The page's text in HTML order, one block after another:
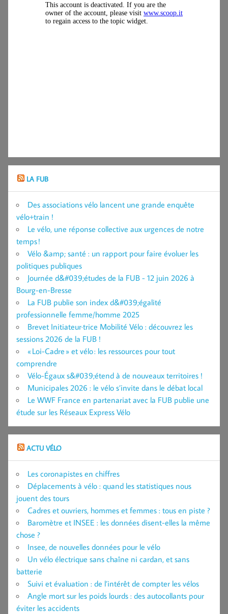
LA FUB
Des associations vélo lancent une grande enquête
vélo+train !
Le vélo, une réponse collective aux urgences de notre
temps !
Vélo &amp; santé : un rapport pour faire évoluer les
politiques publiques
Journée d&#039;études de la FUB - 12 juin 2026 à
Bourg-en-Bresse
La FUB publie son index d&#039;égalité
professionnelle femme/homme 2025
Brevet Initiateur·trice Mobilité Vélo : découvrez les
sessions 2026 de la FUB !
« Loi-Cadre » et vélo : les ressources pour tout
comprendre
Vélo-Égaux s&#039;étend à de nouveaux territoires !
Municipales 2026 : le vélo s’invite dans le débat local
Le WWF France en partenariat avec la FUB publie une
étude sur les Réseaux Express Vélo
ACTU VÉLO
Les coronapistes en chiffres
Déplacements à vélo : quand les statistiques nous
jouent des tours
Cadres et ouvriers, hommes et femmes : tous en piste ?
Baromètre et INSEE : les données disent-elles la même
chose ?
Insee, de nouvelles données pour le vélo
Un vélo électrique sans chaîne ni cardan, et sans
batterie
Suivi et évaluation : de l’intérêt de compter les vélos
Angle mort sur les poids lourds : des autocollants pour
éviter les accidents